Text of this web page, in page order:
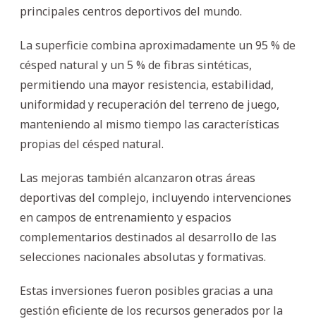
principales centros deportivos del mundo.
La superficie combina aproximadamente un 95 % de
césped natural y un 5 % de fibras sintéticas,
permitiendo una mayor resistencia, estabilidad,
uniformidad y recuperación del terreno de juego,
manteniendo al mismo tiempo las características
propias del césped natural.
Las mejoras también alcanzaron otras áreas
deportivas del complejo, incluyendo intervenciones
en campos de entrenamiento y espacios
complementarios destinados al desarrollo de las
selecciones nacionales absolutas y formativas.
Estas inversiones fueron posibles gracias a una
gestión eficiente de los recursos generados por la